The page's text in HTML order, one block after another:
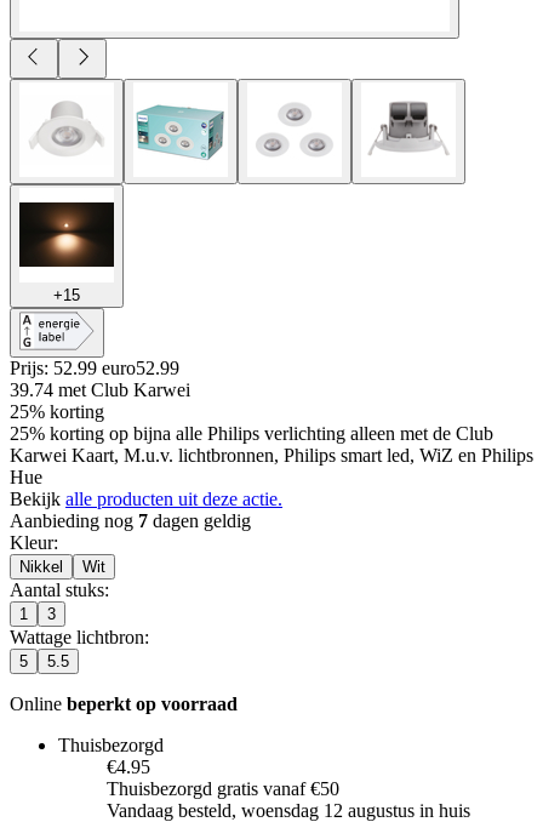
+15
Prijs: 52.99 euro52.99
39.74 met Club Karwei
25% korting
25% korting op bijna alle Philips verlichting alleen met de Club
Karwei Kaart, M.u.v. lichtbronnen, Philips smart led, WiZ en Philips
Hue
Bekijk alle producten uit deze actie.
Aanbieding nog 7 dagen geldig
Kleur:
Nikkel Wit
Aantal stuks:
1 3
Wattage lichtbron:
5 5.5
Online beperkt op voorraad
Thuisbezorgd
€4.95
Thuisbezorgd gratis vanaf €50
Vandaag besteld, woensdag 12 augustus in huis